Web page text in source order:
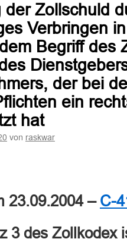
Zollschuld
Verbringen
Begriff des
der bei
ein
hat
von raskwar
23.09.2004 – C-
3 des Zollkodex